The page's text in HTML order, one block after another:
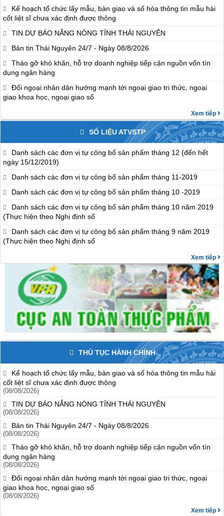
Kế hoạch tổ chức lấy mẫu, bàn giao và số hóa thông tin mẫu hài
cốt liệt sĩ chưa xác định được thông
TIN DỰ BÁO NẮNG NÓNG TỈNH THÁI NGUYÊN
Bản tin Thái Nguyên 24/7 - Ngày 08/8/2026
Tháo gỡ khó khăn, hỗ trợ doanh nghiệp tiếp cận nguồn vốn tín
dụng ngân hàng
Đối ngoại nhân dân hướng mạnh tới ngoại giao tri thức, ngoại
giao khoa học, ngoại giao số
Xem tiếp
SỐ LIỆU ATVSTP
Danh sách các đơn vị tự công bố sản phẩm tháng 12 (đến hết
ngày 15/12/2019)
Danh sách các đơn vị tự công bố sản phẩm tháng 11-2019
Danh sách các đơn vị tự công bố sản phẩm tháng 10 -2019
Danh sách các đơn vị tự công bố sản phẩm tháng 10 năm 2019
(Thực hiện theo Nghị định số
Danh sách các đơn vị tự công bố sản phẩm tháng 9 năm 2019
(Thực hiện theo Nghị định số
Xem tiếp
THỦ TỤC HÀNH CHÍNH
Kế hoạch tổ chức lấy mẫu, bàn giao và số hóa thông tin mẫu hài
cốt liệt sĩ chưa xác định được thông
(08/08/2026)
TIN DỰ BÁO NẮNG NÓNG TỈNH THÁI NGUYÊN
(08/08/2026)
Bản tin Thái Nguyên 24/7 - Ngày 08/8/2026
(08/08/2026)
Tháo gỡ khó khăn, hỗ trợ doanh nghiệp tiếp cận nguồn vốn tín
dụng ngân hàng
(08/08/2026)
Đối ngoại nhân dân hướng mạnh tới ngoại giao tri thức, ngoại
giao khoa học, ngoại giao số
(08/08/2026)
Xem tiếp